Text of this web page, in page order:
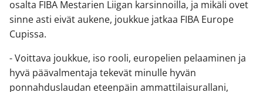
osalta FIBA Mestarien Liigan karsinnoilla, ja mikäli ovet
sinne asti eivät aukene, joukkue jatkaa FIBA Europe
Cupissa.
- Voittava joukkue, iso rooli, europelien pelaaminen ja
hyvä päävalmentaja tekevät minulle hyvän
ponnahduslaudan eteenpäin ammattilaisurallani,